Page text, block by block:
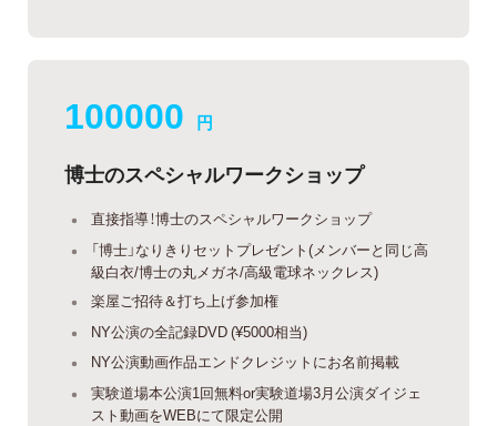
100000 円
博士のスペシャルワークショップ
直接指導！博士のスペシャルワークショップ
「博士」なりきりセットプレゼント(メンバーと同じ高
級白衣/博士の丸メガネ/高級電球ネックレス)
楽屋ご招待＆打ち上げ参加権
NY公演の全記録DVD (¥5000相当)
NY公演動画作品エンドクレジットにお名前掲載
実験道場本公演1回無料or実験道場3月公演ダイジェ
スト動画をWEBにて限定公開